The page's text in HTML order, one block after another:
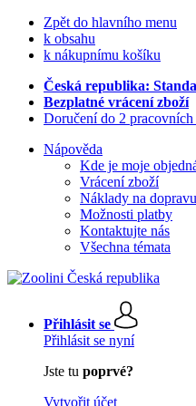
Zpět do hlavního menu
k obsahu
k nákupnímu košíku
Česká republika:
Bezplatné vrácení zboží
Doručení do 2 pracovních
Nápověda
Kde je moje
Vrácení zboží
Náklady na dopravu
Možnosti platby
Kontaktujte nás
Všechna témata
Přihlásit se
Přihlásit se nyní
Jste tu poprvé?
Vytvořit účet